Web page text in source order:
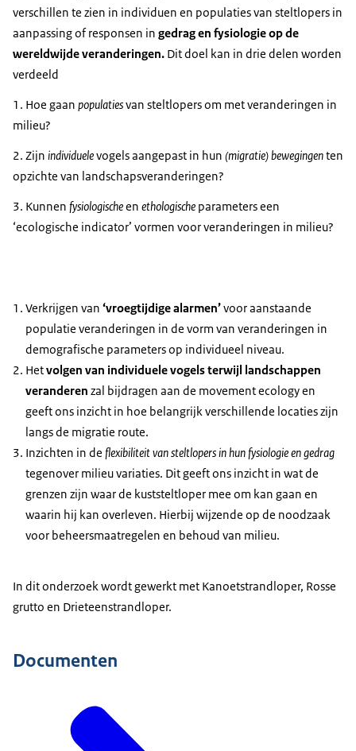
verschillen te zien in individuen en populaties van steltlopers in
aanpassing of responsen in gedrag en fysiologie op de
wereldwijde veranderingen. Dit doel kan in drie delen worden
verdeeld
1. Hoe gaan populatiesvan steltlopers om met veranderingen in
milieu?
2. Zijn individuelevogels aangepast in hun (migratie) bewegingenten
opzichte van landschapsveranderingen?
3. Kunnen fysiologischeen ethologische parameters een
‘ecologische indicator’ vormen voor veranderingen in milieu?
Verkrijgen van ‘vroegtijdige alarmen’voor aanstaande
populatie veranderingen in de vorm van veranderingen in
demografische parameters op individueel niveau.
Hetvolgen van individuele vogels terwijl landschappen
veranderen zal bijdragen aan de movement ecology en
geeft ons inzicht in hoe belangrijk verschillende locaties zijn
langs de migratie route.
Inzichten in de flexibiliteit van steltlopers in hun fysiologie en gedrag
tegenover milieu variaties. Dit geeft ons inzicht in wat de
grenzen zijn waar de kuststeltloper mee om kan gaan en
waarin hij kan overleven. Hierbij wijzende op de noodzaak
voor beheersmaatregelen en behoud van milieu.
In dit onderzoek wordt gewerkt met Kanoetstrandloper, Rosse
grutto en Drieteenstrandloper.
Documenten